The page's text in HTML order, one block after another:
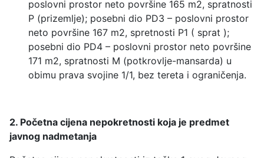
poslovni prostor neto površine 165 m2, spratnosti
P (prizemlje); posebni dio PD3 – poslovni prostor
neto površine 167 m2, spretnosti P1 ( sprat );
posebni dio PD4 – poslovni prostor neto površine
171 m2, spratnosti M (potkrovlje-mansarda) u
obimu prava svojine 1/1, bez tereta i ograničenja.
2. Početna cijena nepokretnosti koja je predmet
javnog nadmetanja